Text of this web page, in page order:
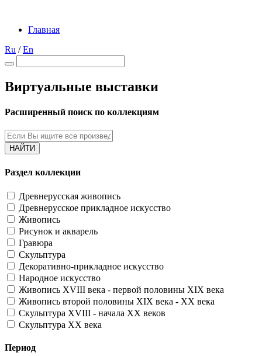
Главная
Ru /En
Виртуальные выставки
Расширенный поиск по коллекциям
НАЙТИ
Раздел коллекции
Древнерусская живопись
Древнерусское прикладное искусство
Живопись
Рисунок и акварель
Гравюра
Скульптура
Декоративно-прикладное искусство
Народное искусство
Живопись XVIII века - первой половины XIX века
Живопись второй половины XIX века - XX века
Скульптура XVIII - начала XX веков
Скульптура XX века
Период